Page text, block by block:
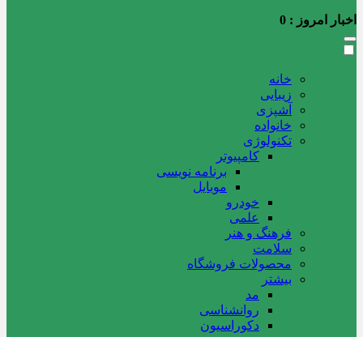
اخبار امروز : 0
خانه
زیبایی
آشپزی
خانواده
تکنولوژی
کامپیوتر
برنامه نویسی
موبایل
خودرو
علمی
فرهنگ و هنر
سلامت
محصولات فروشگاه
بیشتر
مد
روانشناسی
دکوراسیون